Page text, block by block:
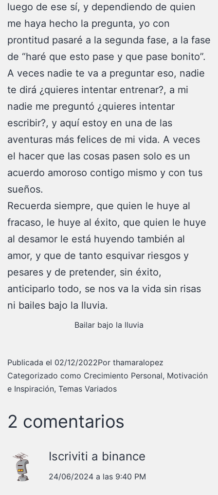
luego de ese sí, y dependiendo de quien
me haya hecho la pregunta, yo con
prontitud pasaré a la segunda fase, a la fase
de “haré que esto pase y que pase bonito”.
A veces nadie te va a preguntar eso, nadie
te dirá ¿quieres intentar entrenar?, a mi
nadie me preguntó ¿quieres intentar
escribir?, y aquí estoy en una de las
aventuras más felices de mi vida. A veces
el hacer que las cosas pasen solo es un
acuerdo amoroso contigo mismo y con tus
sueños.
Recuerda siempre, que quien le huye al
fracaso, le huye al éxito, que quien le huye
al desamor le está huyendo también al
amor, y que de tanto esquivar riesgos y
pesares y de pretender, sin éxito,
anticiparlo todo, se nos va la vida sin risas
ni bailes bajo la lluvia.
Bailar bajo la lluvia
Publicada el 02/12/2022Por thamaralopez
Categorizado como Crecimiento Personal, Motivación
e Inspiración, Temas Variados
2 comentarios
Iscriviti a binance
24/06/2024 a las 9:40 PM